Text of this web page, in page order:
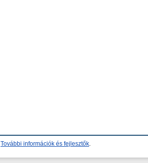
További információk és fejlesztők